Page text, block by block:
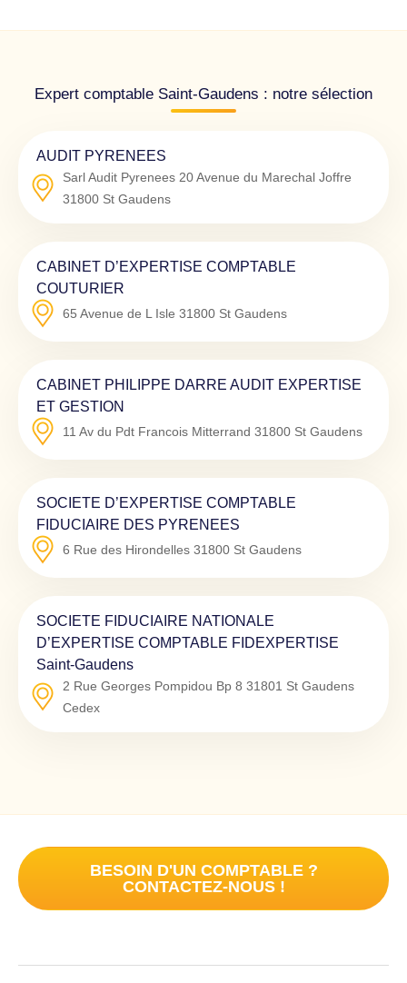
Expert comptable Saint-Gaudens : notre sélection
AUDIT PYRENEES
Sarl Audit Pyrenees 20 Avenue du Marechal Joffre
31800 St Gaudens
CABINET D’EXPERTISE COMPTABLE
COUTURIER
65 Avenue de L Isle 31800 St Gaudens
CABINET PHILIPPE DARRE AUDIT EXPERTISE
ET GESTION
11 Av du Pdt Francois Mitterrand 31800 St Gaudens
SOCIETE D’EXPERTISE COMPTABLE
FIDUCIAIRE DES PYRENEES
6 Rue des Hirondelles 31800 St Gaudens
SOCIETE FIDUCIAIRE NATIONALE
D’EXPERTISE COMPTABLE FIDEXPERTISE
Saint-Gaudens
2 Rue Georges Pompidou Bp 8 31801 St Gaudens
Cedex
BESOIN D'UN COMPTABLE ?
CONTACTEZ-NOUS !